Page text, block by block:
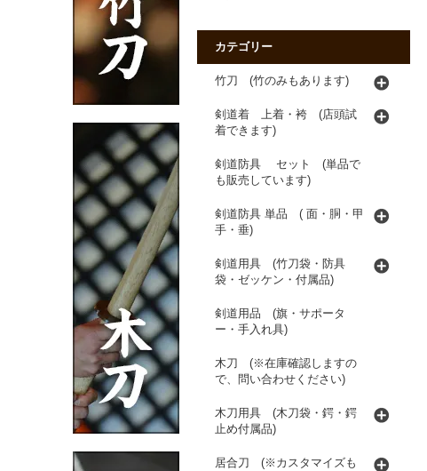
カテゴリー
竹刀 (竹のみもあります)
剣道着 上着・袴 (店頭試
着できます)
剣道防具 セット (単品で
も販売しています)
剣道防具 単品 ( 面・胴・甲
手・垂)
剣道用具 (竹刀袋・防具
袋・ゼッケン・付属品)
剣道用品 (旗・サポータ
ー・手入れ具)
木刀 (※在庫確認しますの
で、問い合わせください)
木刀用具 (木刀袋・鍔・鍔
止め付属品)
居合刀 (※カスタマイズも